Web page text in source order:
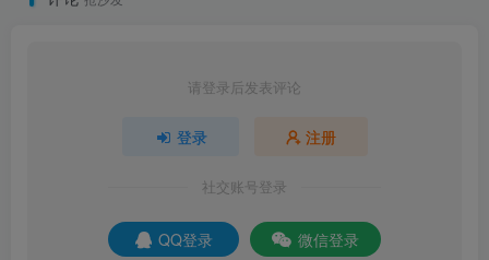
请登录后发表评论
登录 注册
社交账号登录
QQ登录 微信登录